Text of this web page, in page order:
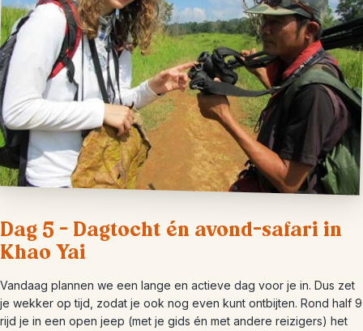
Dag 5 – Dagtocht én avond-safari in
Khao Yai
Vandaag plannen we een lange en actieve dag voor je in. Dus zet
je wekker op tijd, zodat je ook nog even kunt ontbijten. Rond half 9
rijd je in een open jeep (met je gids én met andere reizigers) het